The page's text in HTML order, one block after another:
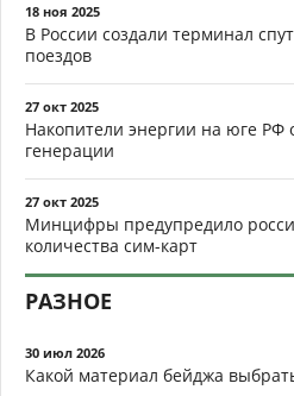
18 ноя 2025
В России создали терминал
поездов
27 окт 2025
Накопители энергии на юге РФ
генерации
27 окт 2025
Минцифры предупредило
количества сим-карт
РАЗНОЕ
30 июл 2026
Какой материал бейджа